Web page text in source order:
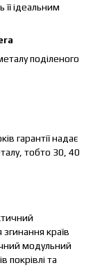
ідеальним
поділеного
гарантії надає
тобто 30, 40
згинання країв
модульний
покрівлі та